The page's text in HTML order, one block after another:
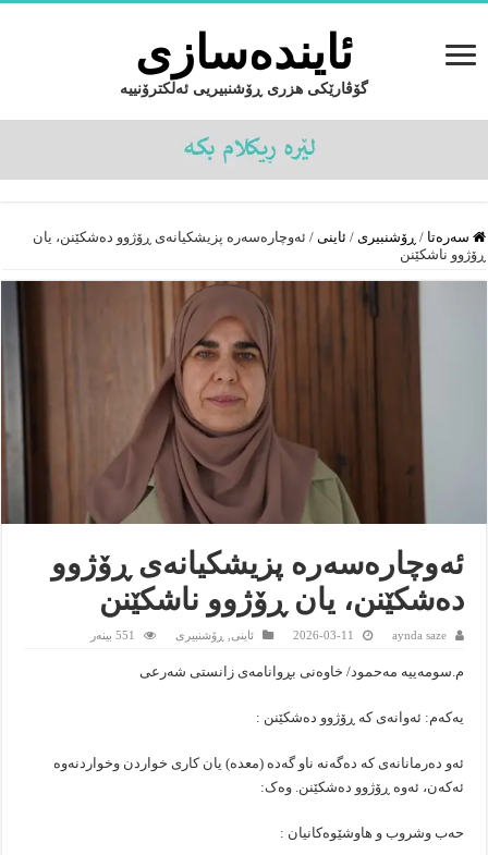
ئایندەسازى
گۆڤارێکی هزری ڕۆشنبیریی ئەلکترۆنییە
سەرەتا / ڕۆشنبیرى / ئاینى / ئەوچارەسەرە پزیشکیانەی ڕۆژوو دەشکێنن، یان
ڕۆژوو ناشکێنن
ئەوچارەسەرە پزیشکیانەی ڕۆژوو
دەشکێنن، یان ڕۆژوو ناشکێنن
aynda saze
2026-03-11 ئاینى ڕۆشنبیرى 551 بینەر
م.سومەییە مەحمود/ خاوەنی بڕوانامەی زانستی شەرعی
یەکەم: ئەوانەی کە ڕۆژوو دەشکێنن :
ئەو دەرمانانەی کە دەگەنە ناو گەدە (معدە) یان کاری خواردن وخواردنەوە
ئەکەن، ئەوە ڕۆژوو دەشکێنن. وەک:
حەب وشروب و هاوشێوەکانیان :